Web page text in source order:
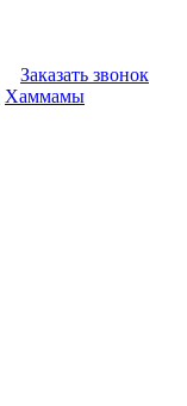
Заказать звонок
Хаммамы